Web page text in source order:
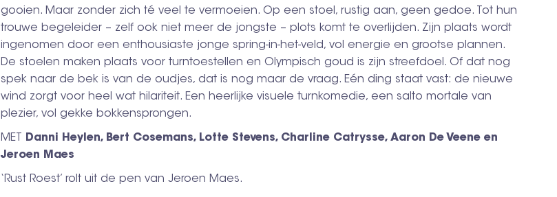
gooien. Maar zonder zich té veel te vermoeien. Op een stoel, rustig aan, geen gedoe. Tot hun
trouwe begeleider – zelf ook niet meer de jongste – plots komt te overlijden. Zijn plaats wordt
ingenomen door een enthousiaste jonge spring-in-het-veld, vol energie en grootse plannen.
De stoelen maken plaats voor turntoestellen en Olympisch goud is zijn streefdoel. Of dat nog
spek naar de bek is van de oudjes, dat is nog maar de vraag. Eén ding staat vast: de nieuwe
wind zorgt voor heel wat hilariteit. Een heerlijke visuele turnkomedie, een salto mortale van
plezier, vol gekke bokkensprongen.
MET
Danni Heylen, Bert Cosemans, Lotte Stevens, Charline Catrysse, Aaron De Veene en
Jeroen Maes
‘Rust Roest’ rolt uit de pen van Jeroen Maes.